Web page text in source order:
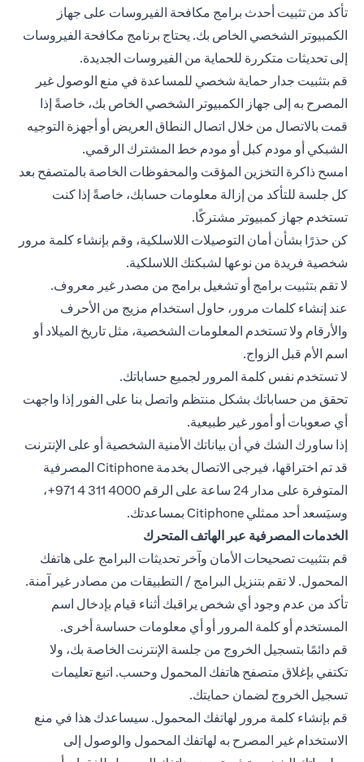
تأكد من تثبيت أحدث برامج مكافحة الفيروسات على جهاز
الكمبيوتر الشخصي الخاص بك. يحتاج برنامج مكافحة الفيروسات
إلى تحديثات متكررة للحماية من الفيروسات الجديدة.
قم بتثبيت جدار حماية شخصي للمساعدة في منع الوصول غير
المصرح به إلى جهاز الكمبيوتر الشخصي الخاص بك، خاصةً إذا
قمت بالاتصال من خلال اتصال النطاق العريض أو أجهزة التوجيه
الشبكي أو مودم كبل أو مودم خط المشترك الرقمي.
امسح ذاكرة التخزين المؤقت والمحفوظات الخاصة بالمتصفح بعد
كل جلسة للتأكد من إزالة معلومات حسابك، خاصةً إذا كنت
تستخدم جهاز كمبيوتر مشتركًا.
كن حذرًا بشأن أمان التوصيلات اللاسلكية، وقم بإنشاء كلمة مرور
شخصية فريدة من نوعها لشبكتك اللاسلكية.
لا تقم بتثبيت برامج أو تشغيل برامج من مصدر غير معروف.
عند إنشاء كلمات مرور، حاول استخدام مزيج من الأحرف
والأرقام ولا تستخدم المعلومات الشخصية، مثل تاريخ الميلاد أو
اسم الأم قبل الزواج.
لا تستخدم نفس كلمة المرور لجميع حساباتك.
تحقق من حساباتك بشكل منتظم واتصل بنا على الفور إذا واجهت
أي صعوبات أو أمور غير طبيعية.
إذا ساورك الشك في أن بياناتك الأمنية الشخصية أو على الإنترنت
قد تم اختراقها، فيرجى الاتصال بخدمة Citiphone المصرفية
المتوفرة على مدار 24 ساعة على الرقم ‎+971 4 311 4000،
وسيَسعد أحد ممثلي Citiphone بمساعدتك.
الخدمات المصرفية عبر الهاتف المتحرك
قم بتثبيت تصحيحات الأمان وآخر تحديثات البرامج على هاتفك
المحمول. لا تقم بتنزيل البرامج / التطبيقات من مصادر غير آمنة.
تأكد من عدم وجود أي شخص يراقبك أثناء قيام بإدخال اسم
المستخدم أو كلمة المرور أو أي معلومات حساسة أخرى.
قم دائمًا بتسجيل الخروج من جلسة الإنترنت الخاصة بك، ولا
تكتفي بإغلاق متصفح هاتفك المحمول وحسب. اتبع تعليمات
تسجيل الخروج لضمان حمايتك.
قم بإنشاء كلمة مرور لهاتفك المحمول. سيساعدك هذا في منع
الاستخدام غير المصرح به لهاتفك المحمول والوصول إلى